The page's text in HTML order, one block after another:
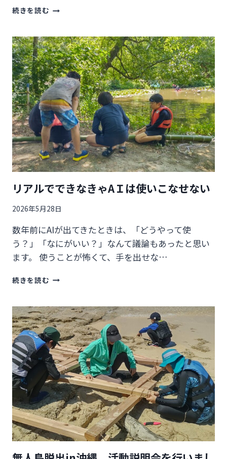
続きを読む
生
時
代
～
世
界
が
広
が
っ
て
救
わ
た
ャ
プ」
～
リアルでできなきゃAＩは使いこなせない
2026年5月28日
数年前にAIが出てきたときは、「どうやって使
う？」「なにがいい？」なんて議論もあったと思い
ます。 使うことが怖くて、手を出せな…
続きを読む
で
で
き
な
き
ゃ
A
Ｉ
は
使
い
こ
な